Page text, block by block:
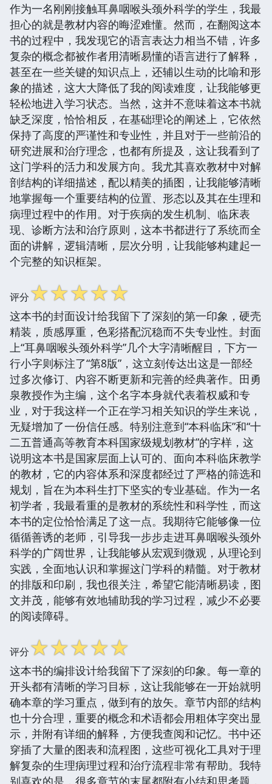
作为一名刚刚接触耳鼻咽喉头颈外科学的学生，我最
担心的就是教材内容的晦涩难懂。然而，在翻阅这本
书的过程中，我发现它的语言表达力相当不错，许多
复杂的概念都被作者用清晰易懂的语言进行了解释，
甚至在一些关键的知识点上，还辅以生动的比喻和形
象的描述，这大大降低了我的阅读难度，让我能够更
轻松地进入学习状态。当然，这并不意味着这本书就
缺乏深度，恰恰相反，在基础理论的阐述上，它依然
保持了高度的严谨性和专业性，并且对于一些前沿的
研究进展和治疗理念，也都有所提及，这让我看到了
这门学科的活力和发展方向。我尤其喜欢教材中对解
剖结构的详细描述，配以精美的插图，让我能够清晰
地掌握每一个重要结构的位置、形态以及其在生理和
病理过程中的作用。对于疾病的发生机制、临床表
现、诊断方法和治疗原则，这本书都进行了系统而全
面的讲解，逻辑清晰，层次分明，让我能够构建起一
个完整的知识框架。
评分☆☆☆☆☆
这本书的封面设计给我留下了深刻的第一印象，硬壳
精装，质感厚重，色彩搭配沉稳而不失专业性。封面
上“耳鼻咽喉头颈外科学”几个大字清晰醒目，下方一
行小字则标注了“第8版”，这立刻传达出这是一部经
过多次修订、内容不断更新和完善的经典著作。田勇
泉教授作为主编，这个名字本身就代表着权威和专
业，对于我这样一个正在学习相关知识的学生来说，
无疑增加了一份信任感。特别注意到“本科临床”和“十
二五普通高等教育本科国家级规划教材”的字样，这
说明这本书是国家层面上认可的、面向本科临床教学
的教材，它的内容体系和深度都经过了严格的筛选和
规划，旨在为本科生打下坚实的专业基础。作为一名
初学者，我最看重的是教材的系统性和科学性，而这
本书的定位恰恰满足了这一点。我期待它能够像一位
循循善诱的老师，引导我一步步走进耳鼻咽喉头颈外
科学的广阔世界，让我能够从宏观到微观，从理论到
实践，全面地认识和掌握这门学科的精髓。对于教材
的排版和印刷，我也很关注，希望它能清晰易读，图
文并茂，能够有效地辅助我的学习过程，减少不必要
的阅读障碍。
评分☆☆☆☆☆
这本书的编排设计给我留下了深刻的印象。每一章的
开头都有清晰的学习目标，这让我能够在一开始就明
确本章的学习重点，做到有的放矢。章节内部的结构
也十分合理，重要的概念和术语都会用粗体字突出显
示，并附有详细的解释，方便我查阅和记忆。书中还
穿插了大量的图表和流程图，这些可视化工具对于理
解复杂的生理病理过程和治疗流程非常有帮助。我特
别喜欢的是，很多章节的末尾都附有小结和思考题，